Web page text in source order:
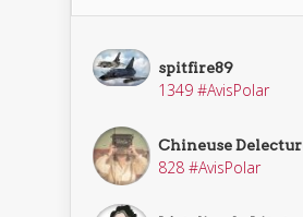
spitfire89
1349 #AvisPolar
Chineuse
828 #AvisPolar